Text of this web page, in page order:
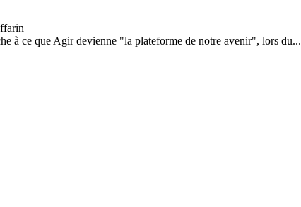
à ce que Agir devienne "la plateforme de notre avenir", lors du...